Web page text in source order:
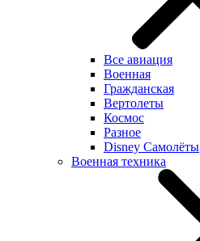
Все авиация
Военная
Гражданская
Вертолеты
Космос
Разное
Disney Самолёты
Военная техника